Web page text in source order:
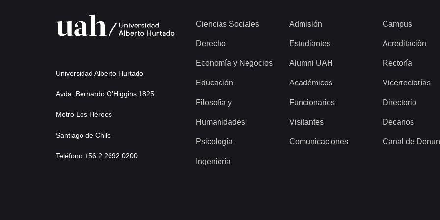
Universidad Alberto Hurtado
Avda. Bernardo O’Higgins 1825
Metro Los Héroes
Santiago de Chile
Teléfono +56 2 2692 0200
Ciencias Sociales
Derecho
Economía y Negocios
Educación
Filosofía y
Humanidades
Psicología
Ingeniería
Admisión
Estudiantes
Alumni UAH
Académicos
Funcionarios
Visitantes
Comunicaciones
Campus
Acreditación
Rectoría
Vicerrectorías
Directorio
Decanos
Canal de